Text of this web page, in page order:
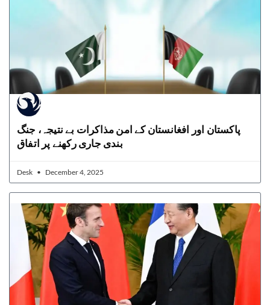
پاکستان اور افغانستان کے امن مذاکرات بے نتیجہ، جنگ
بندی جاری رکھنے پر اتفاق
Desk December 4, 2025